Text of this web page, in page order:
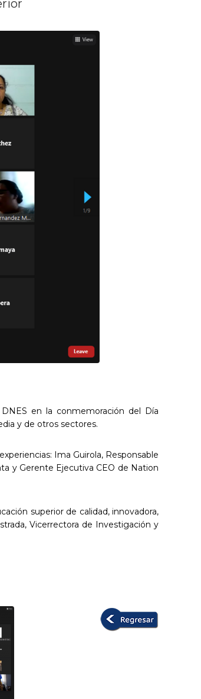
en la conmemoración del Día
y de otros sectores.
Ima Guirola, Responsable
y Gerente Ejecutiva CEO de Nation
superior de calidad, innovadora,
Vicerrectora de Investigación y